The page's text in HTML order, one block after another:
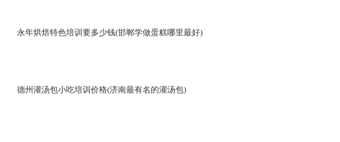
永年烘焙特色培训要多少钱(邯郸学做蛋糕哪里最好)
德州灌汤包小吃培训价格(济南最有名的灌汤包)